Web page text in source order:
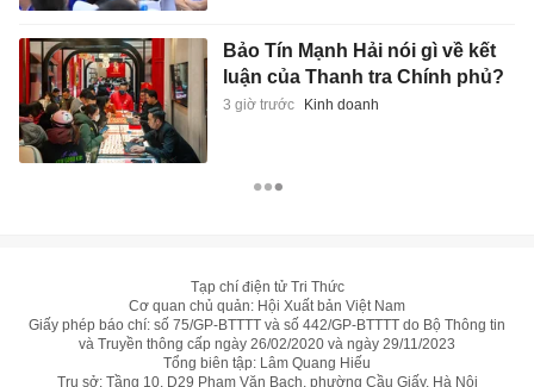
Bảo Tín Mạnh Hải nói gì về kết
luận của Thanh tra Chính phủ?
3 giờ trước Kinh doanh
Tạp chí điện tử Tri Thức
Cơ quan chủ quản: Hội Xuất bản Việt Nam
Giấy phép báo chí: số 75/GP-BTTTT và số 442/GP-BTTTT do Bộ Thông tin
và Truyền thông cấp ngày 26/02/2020 và ngày 29/11/2023
Tổng biên tập: Lâm Quang Hiếu
Trụ sở: Tầng 10, D29 Phạm Văn Bạch, phường Cầu Giấy, Hà Nội